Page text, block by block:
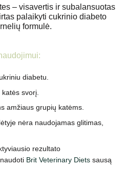
– visavertis ir subalansuotas
palaikyti cukrinio diabeto
formulė.
diabetu.
svorį.
amžiaus grupių katėms.
nėra naudojamas glitimas,
rezultato
Brit Veterinary Dietssausą